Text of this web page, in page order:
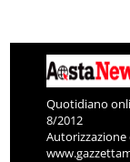
Quotidiano
8/2012
Autorizzazione